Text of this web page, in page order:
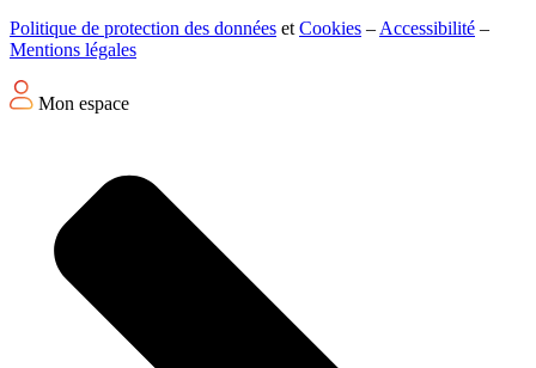
Politique de protection des données et Cookies – Accessibilité –
Mentions légales
Mon espace